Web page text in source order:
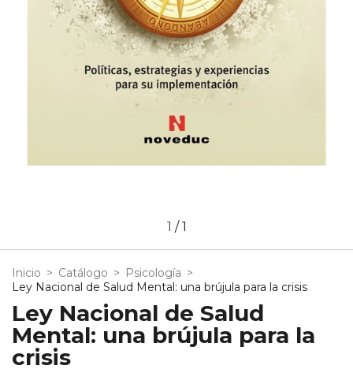
1 /1
Inicio > Catálogo > Psicología >
Ley Nacional de Salud Mental: una brújula para la crisis
Ley Nacional de Salud
Mental: una brújula para la
crisis